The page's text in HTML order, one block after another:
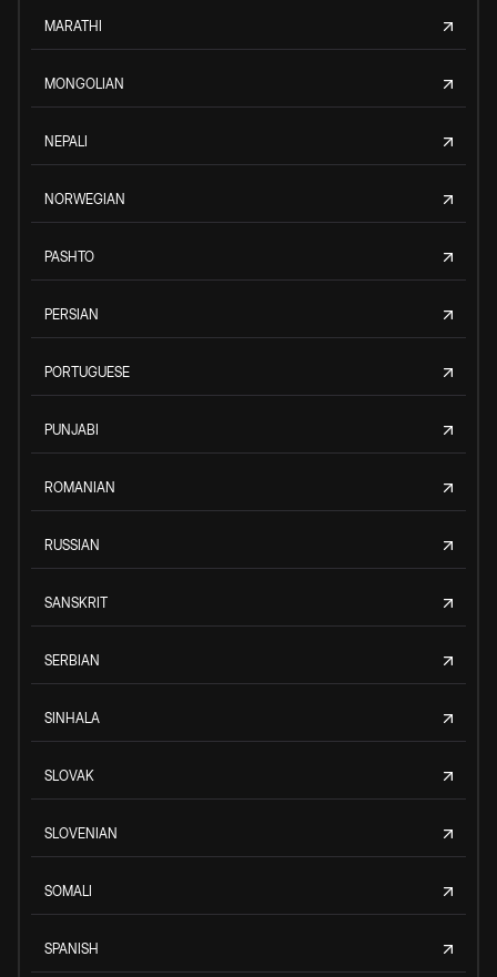
MARATHI
MONGOLIAN
NEPALI
NORWEGIAN
PASHTO
PERSIAN
PORTUGUESE
PUNJABI
ROMANIAN
RUSSIAN
SANSKRIT
SERBIAN
SINHALA
SLOVAK
SLOVENIAN
SOMALI
SPANISH